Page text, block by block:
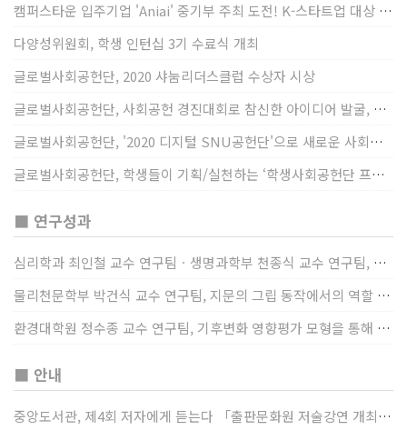
캠퍼스타운 입주기업 'Aniai' 중기부 주최 도전! K-스타트업 대상 수상
다양성위원회, 학생 인턴십 3기 수료식 개최
글로벌사회공헌단, 2020 샤눔리더스클럽 수상자 시상
글로벌사회공헌단, 사회공헌 경진대회로 참신한 아이디어 발굴, 지원
글로벌사회공헌단, '2020 디지털 SNU공헌단'으로 새로운 사회공헌에 도전
글로벌사회공헌단, 학생들이 기획/실천하는 ‘학생사회공헌단 프로젝트’ 진행
■ 연구성과
심리학과 최인철 교수 연구팀ㆍ생명과학부 천종식 교수 연구팀, 장내 마이크로바이옴과 정서적 웰빙간 관계 규명
물리천문학부 박건식 교수 연구팀, 지문의 그립 동작에서의 역할 및 원리 규명
환경대학원 정수종 교수 연구팀, 기후변화 영향평가 모형을 통해 기후변화에 따른 급격한 토양수분의 감소가 발생하는 지역과 시간을 규명
■ 안내
중앙도서관, 제4회 저자에게 듣는다 「출판문화원 저술강연 개최」(12/17)